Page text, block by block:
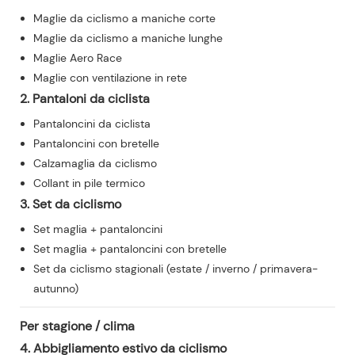
Maglie da ciclismo a maniche corte
Maglie da ciclismo a maniche lunghe
Maglie Aero Race
Maglie con ventilazione in rete
2. Pantaloni da ciclista
Pantaloncini da ciclista
Pantaloncini con bretelle
Calzamaglia da ciclismo
Collant in pile termico
3. Set da ciclismo
Set maglia + pantaloncini
Set maglia + pantaloncini con bretelle
Set da ciclismo stagionali (estate / inverno / primavera-
autunno)
Per stagione / clima
4. Abbigliamento estivo da ciclismo